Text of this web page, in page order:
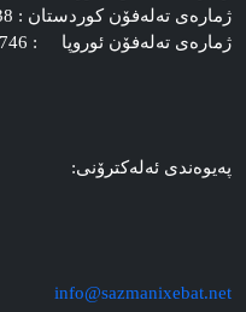
ژماره‌ی ته‌له‌فۆن کوردستان : 07504497138 (00964)
ژماره‌ی ته‌له‌فۆن ئوروپا : 0767676746 (0046)
په‌یوه‌ندی ئه‌له‌کترۆنی:
info@sazmanixebat.net